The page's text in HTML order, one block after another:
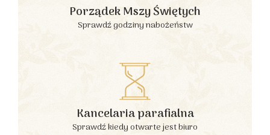
Porządek Mszy Świętych
Sprawdź godziny nabożeństw
Kancelaria parafialna
Sprawdź kiedy otwarte jest biuro